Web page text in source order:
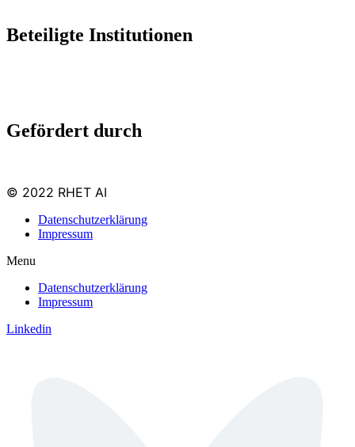
Beteiligte Institutionen
Gefördert durch
© 2022 RHET AI
Datenschutzerklärung
Impressum
Menu
Datenschutzerklärung
Impressum
Linkedin